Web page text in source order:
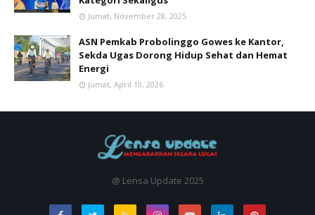
Jumat, November 28, 2025
ASN Pemkab Probolinggo Gowes ke Kantor,
Sekda Ugas Dorong Hidup Sehat dan Hemat
Energi
Jumat, April 10, 2026
@ Lensa Update 2025